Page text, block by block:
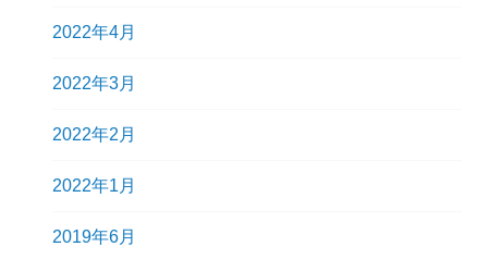
2022年4月
2022年3月
2022年2月
2022年1月
2019年6月